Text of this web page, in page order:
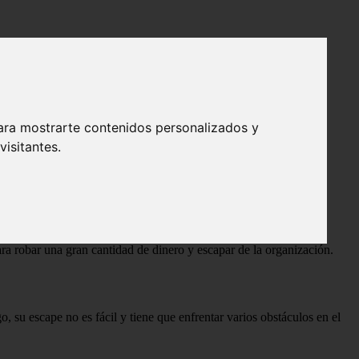
mostrarte contenidos personalizados y
robar una gran cantidad de dinero y escapar de la organización.
su escape no es fácil y tiene que enfrentar varios obstáculos en el